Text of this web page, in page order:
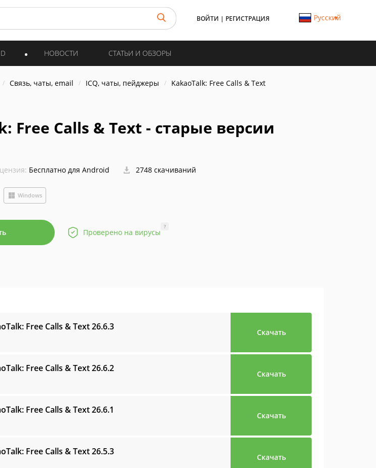
ВОЙТИ | РЕГИСТРАЦИЯ Русский
НОВОСТИ СТАТЬИ И ОБЗОРЫ
Связь, чаты, email ICQ, чаты, пейджеры KakaoTalk: Free Calls & Text
Free Calls & Text - старые версии
Бесплатно для Android 2748 скачиваний
Windows
Проверено на вирусы
?
Free Calls & Text26.6.3
Скачать
Free Calls & Text26.6.2
Скачать
Free Calls & Text26.6.1
Скачать
Free Calls & Text26.5.3
Скачать